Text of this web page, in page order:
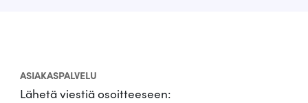
ASIAKASPALVELU
Lähetä viestiä osoitteeseen: